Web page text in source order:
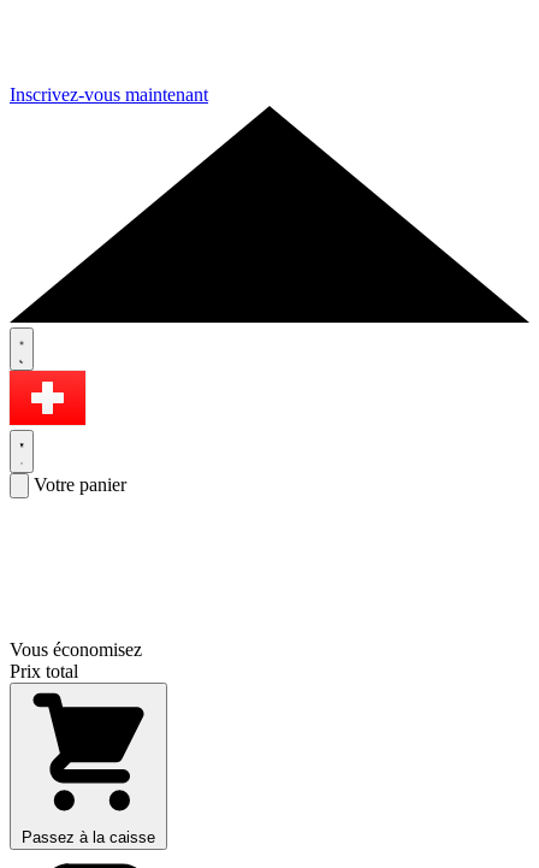
Inscrivez-vous maintenant
Votre panier
Vous économisez
Prix total
Passez à la caisse